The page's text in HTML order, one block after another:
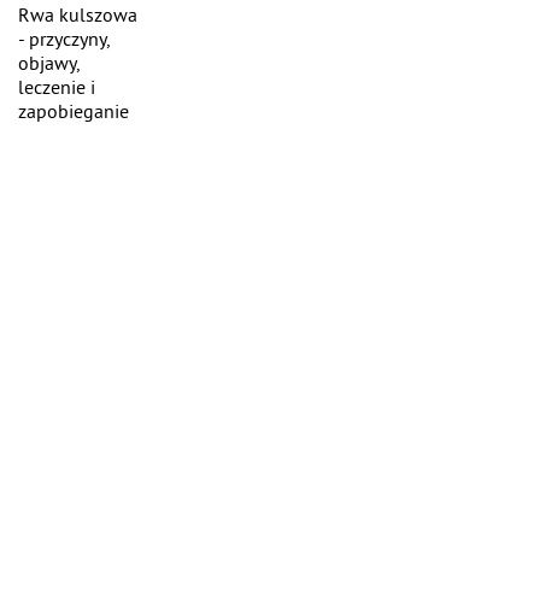
Rwa kulszowa
- przyczyny,
objawy,
leczenie i
zapobieganie